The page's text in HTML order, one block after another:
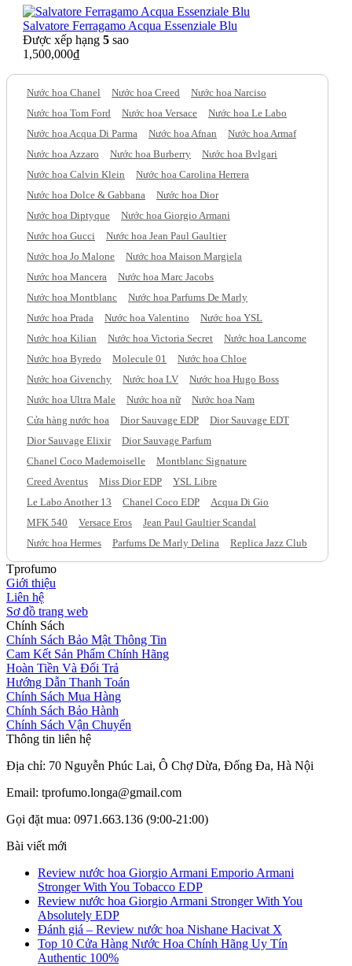
Salvatore Ferragamo Acqua Essenziale Blu
Được xếp hạng 5 sao
1,500,000₫
Nước hoa Chanel Nước hoa Creed
Nước hoa Narciso
Nước hoa Tom Ford
Nước hoa Versace
Nước hoa Le Labo
Nước hoa Acqua Di Parma
Nước hoa Afnan
Nước hoa Armaf
Nước hoa Azzaro
Nước hoa Burberry
Nước hoa Bvlgari
Nước hoa Calvin Klein
Nước hoa Carolina Herrera
Nước hoa Dolce & Gabbana
Nước hoa Dior
Nước hoa Diptyque
Nước hoa Giorgio Armani
Nước hoa Gucci
Nước hoa Jean Paul Gaultier
Nước hoa Jo Malone
Nước hoa Maison Margiela
Nước hoa Mancera
Nước hoa Marc Jacobs
Nước hoa Montblanc
Nước hoa Parfums De Marly
Nước hoa Prada
Nước hoa Valentino
Nước hoa YSL
Nước hoa Kilian
Nước hoa Victoria Secret
Nước hoa Lancome
Nước hoa Byredo
Molecule 01
Nước hoa Chloe
Nước hoa Givenchy
Nước hoa LV
Nước hoa Hugo Boss
Nước hoa Ultra Male
Nước hoa nữ
Nước hoa Nam
Cửa hàng nước hoa
Dior Sauvage EDP
Dior Sauvage EDT
Dior Sauvage Elixir
Dior Sauvage Parfum
Chanel Coco Mademoiselle
Montblanc Signature
Creed Aventus
Miss Dior EDP
YSL Libre
Le Labo Another 13
Chanel Coco EDP
Acqua Di Gio
MFK 540
Versace Eros
Jean Paul Gaultier Scandal
Nước hoa Hermes
Parfums De Marly Delina Replica Jazz Club
Tprofumo
Giới thiệu
Liên hệ
Sơ đồ trang web
Chính Sách
Chính Sách Bảo Mật Thông Tin
Cam Kết Sản Phẩm Chính Hãng
Hoàn Tiền Và Đổi Trả
Hướng Dẫn Thanh Toán
Chính Sách Mua Hàng
Chính Sách Bảo Hành
Chính Sách Vận Chuyển
Thông tin liên hệ
Địa chỉ: 70 Nguyễn Phúc Lai, Ô Chợ Dừa, Đống Đa, Hà Nội
Email: tprofumo.longa@gmail.com
Gọi đặt mua: 0971.663.136 (9:00-21:00)
Bài viết mới
Review nước hoa Giorgio Armani Emporio Armani
Stronger With You Tobacco EDP
Review nước hoa Giorgio Armani Stronger With You
Absolutely EDP
Đánh giá – Review nước hoa Nishane Hacivat X
Top 10 Cửa Hàng Nước Hoa Chính Hãng Uy Tín
Authentic 100%